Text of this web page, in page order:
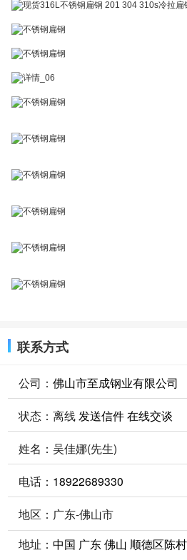
联系方式
公司：佛山市至成钢业有限公司
状态：离线 发送信件在线交谈
姓名：吴佳娜(先生)
电话： 18922689330
地区：广东-佛山市
地址：中国 广东 佛山 顺德区陈